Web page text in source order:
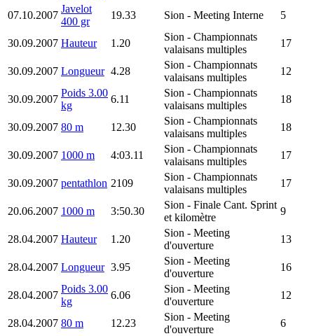
07.10.2007
Javelot
400 gr
19.33 Sion - Meeting Interne 5
30.09.2007 Hauteur 1.20
Sion - Championnats
valaisans multiples
17
30.09.2007 Longueur 4.28
Sion - Championnats
valaisans multiples
12
30.09.2007
Poids 3.00
kg
6.11
Sion - Championnats
valaisans multiples
18
30.09.2007 80 m 12.30
Sion - Championnats
valaisans multiples
18
30.09.2007 1000 m 4:03.11
Sion - Championnats
valaisans multiples
17
30.09.2007 pentathlon 2109
Sion - Championnats
valaisans multiples
17
20.06.2007 1000 m 3:50.30
Sion - Finale Cant. Sprint
et kilomètre
9
28.04.2007 Hauteur 1.20
Sion - Meeting
d'ouverture
13
28.04.2007 Longueur 3.95
Sion - Meeting
d'ouverture
16
28.04.2007
Poids 3.00
kg
6.06
Sion - Meeting
d'ouverture
12
28.04.2007 80 m 12.23
Sion - Meeting
d'ouverture
6